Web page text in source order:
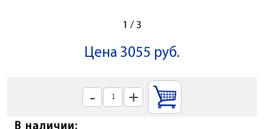
1 / 3
Цена 3055 руб.
- +
В наличии: